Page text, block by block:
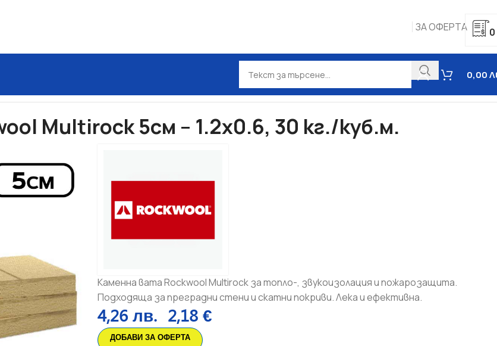
ЗА ОФЕРТА 0
0,00
Multirock 5см – 1.2х0.6, 30 кг./куб.м.
Каменна вата Rockwool Multirock за топло-, звукоизолация и пожарозащита.
Подходяща за преградни стени и скатни покриви. Лека и ефективна.
4,26 лв. 2,18 €
ДОБАВИ ЗА ОФЕРТА